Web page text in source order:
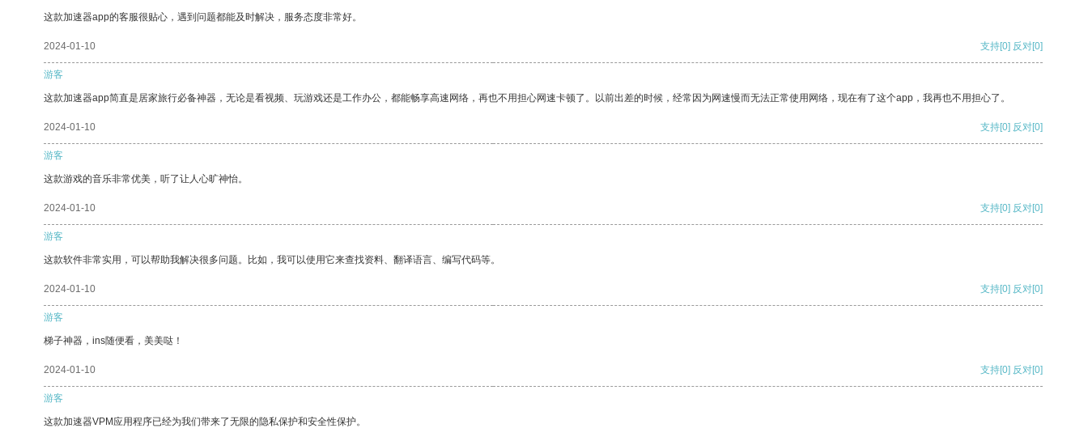
这款加速器app的客服很贴心，遇到问题都能及时解决，服务态度非常好。
2024-01-10 支持[0] 反对[0]
游客
这款加速器app简直是居家旅行必备神器，无论是看视频、玩游戏还是工作办公，都能畅享高速网络，再也不用担心网速卡顿了。以前出差的时候，经常因为网速慢而无法正常使用网络，现在有了这个app，我再也不用担心了。
2024-01-10 支持[0] 反对[0]
游客
这款游戏的音乐非常优美，听了让人心旷神怡。
2024-01-10 支持[0] 反对[0]
游客
这款软件非常实用，可以帮助我解决很多问题。比如，我可以使用它来查找资料、翻译语言、编写代码等。
2024-01-10 支持[0] 反对[0]
游客
梯子神器，ins随便看，美美哒！
2024-01-10 支持[0] 反对[0]
游客
这款加速器VPM应用程序已经为我们带来了无限的隐私保护和安全性保护。